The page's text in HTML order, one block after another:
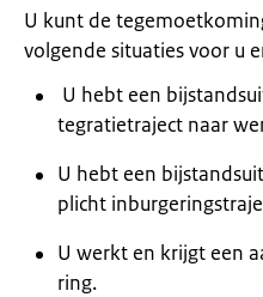
U kunt de
volgende situaties voor u
U hebt een
te­gra­tie­tra­ject naar
U hebt een
plicht
U werkt en krijgt een
ring.